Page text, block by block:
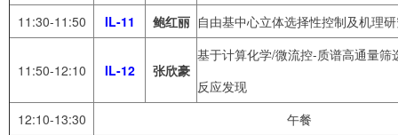
11:30-11:50
IL-11 鲍红丽 自由基中心立体选择性控制及机理
11:50-12:10 IL-12 张欣豪
基于计算化学/微流控-质谱高通量筛
反应发现
12:10-13:30
午餐